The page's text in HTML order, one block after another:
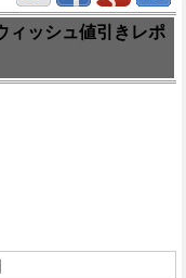
ィッシュ値引きレポ